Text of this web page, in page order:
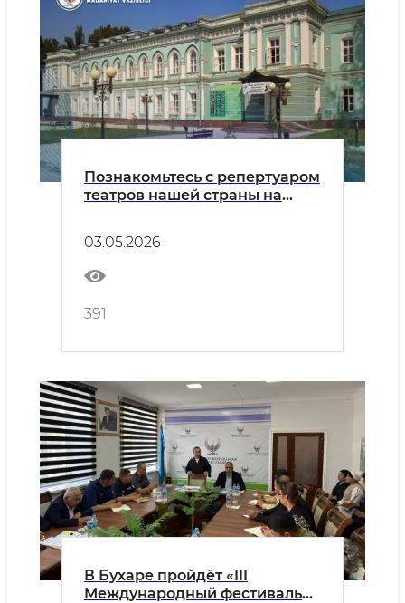
Познакомьтесь с репертуаром
театров нашей страны на
03.05.2026
391
В Бухаре пройдёт «III
Международный фестиваль